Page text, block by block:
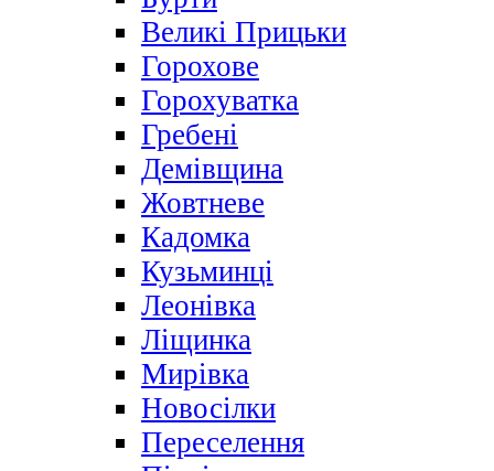
Великі Прицьки
Горохове
Горохуватка
Гребені
Демівщина
Жовтневе
Кадомка
Кузьминці
Леонівка
Ліщинка
Мирівка
Новосілки
Переселення